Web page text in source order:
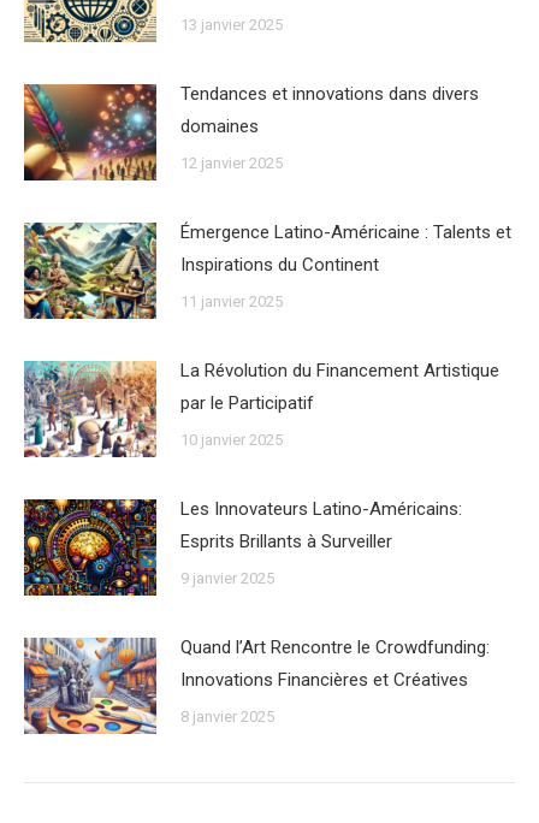
13 janvier 2025
Tendances et innovations dans divers
domaines
12 janvier 2025
Émergence Latino-Américaine : Talents et
Inspirations du Continent
11 janvier 2025
La Révolution du Financement Artistique
par le Participatif
10 janvier 2025
Les Innovateurs Latino-Américains:
Esprits Brillants à Surveiller
9 janvier 2025
Quand l’Art Rencontre le Crowdfunding:
Innovations Financières et Créatives
8 janvier 2025